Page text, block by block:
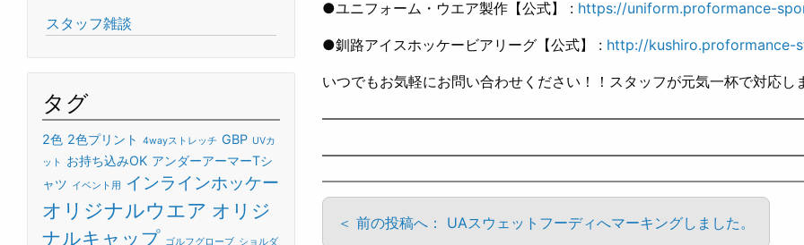
●ユニフォーム・ウエア製作【公式】 : https://uniform.proformance-
●釧路アイスホッケービアリーグ【公式】 : http://kushiro.proformance-
いつでもお気軽にお問い合わせください！！スタッフが元気一杯で対応
＜ 前の投稿へ： UAスウェットフーディへマーキングしました。
スタッフ雑談
タグ
2色 2色プリント 4wayストレッチ GBP UVカ
ット
お持ち込みOK アンダーアーマーTシ
ャツ イベント用 インラインホッケー
オリジナルウエア オリジ
ナルキャップ ゴルフグローブ ショルダ